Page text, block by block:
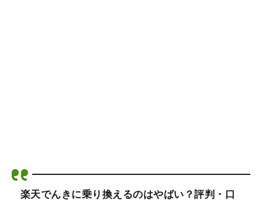
楽天でんきに乗り換えるのはやばい？評判・口